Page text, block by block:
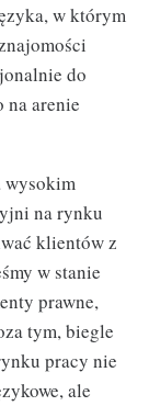
w którym
do
arenie
wysokim
na rynku
klientów z
w stanie
prawne,
tym, biegle
pracy nie
ale